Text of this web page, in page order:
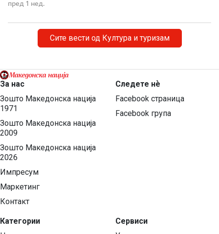
Назарет. Таму живееле праведните Јоаким и Ана,
потекнувал од Давидовиот род, а света Ана од родот
на Аарон. Биле многу дарежливи, милосрдни. За […]
пред 1 нед.
Сите вести од Култура и туризам
За нас
Зошто Македонска нација
1971
Зошто Македонска нација
2009
Зошто Македонска нација
2026
Импресум
Маркетинг
Контакт
Категории
Следете нѐ
Facebook страница
Facebook група
Сервиси